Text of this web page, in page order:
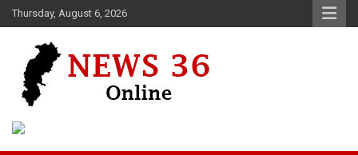
Skip
to
Thursday, August 6, 2026
News 36